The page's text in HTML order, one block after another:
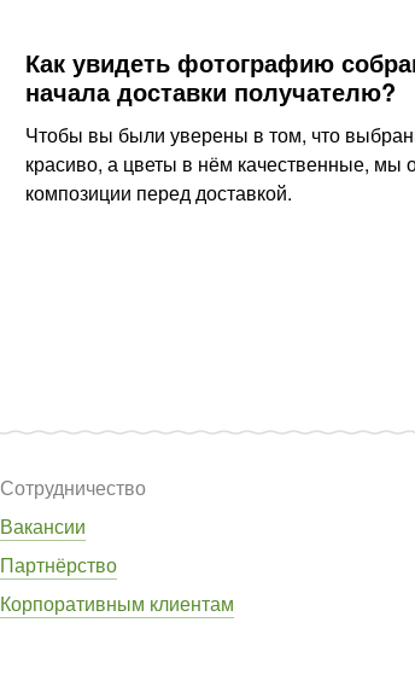
Как увидеть фотографию
начала доставки получателю?
Чтобы вы были уверены в том, что
красиво, а цветы в нём качественные, мы отправим вам
композиции перед доставкой.
Сотрудничество
Вакансии
Партнёрство
Корпоративным клиентам